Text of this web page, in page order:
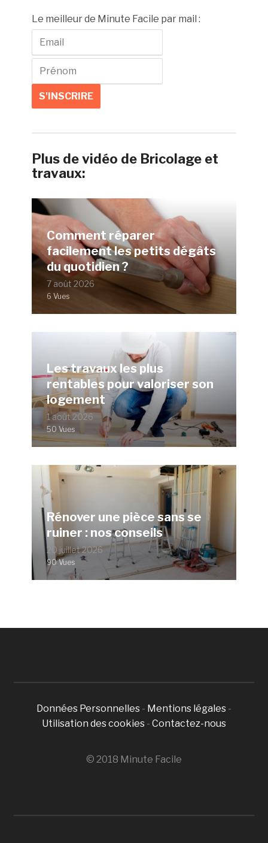
Le meilleur de Minute Facile par mail :
Plus de vidéo de Bricolage et
travaux:
Comment réparer
facilement les petits dégâts
du quotidien ?
7 août 2026
6 Vues
Les travaux les plus
rentables pour valoriser son
logement
1 août 2026
50 Vues
Rénover une pièce sans se
ruiner : nos conseils
20 juillet 2026
90 Vues
Données Personnelles - Mentions légales -
Utilisation des cookies - Contactez-nous
© 2018 Minute Facile